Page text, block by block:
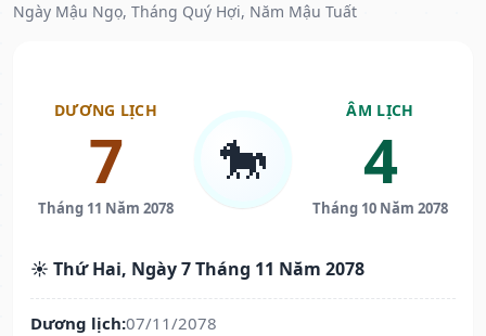
Ngày Mậu Ngọ, Tháng Quý Hợi, Năm Mậu Tuất
DƯƠNG LỊCH
7
Tháng 11 Năm 2078
🐎
ÂM LỊCH
4
Tháng 10 Năm 2078
☀️ Thứ Hai, Ngày 7 Tháng 11 Năm 2078
Dương lịch:07/11/2078